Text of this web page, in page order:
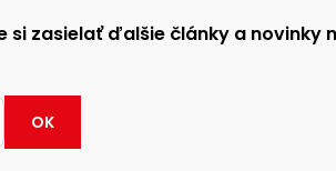
si zasielať ďalšie články a novinky
OK